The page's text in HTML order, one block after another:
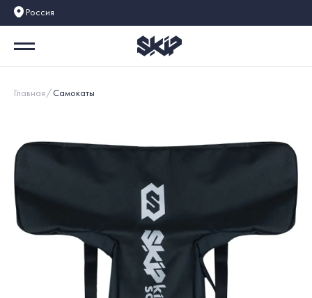
Россия
Главная Самокаты